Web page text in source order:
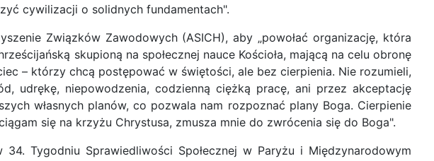
cywilizacji o solidnych fundamentach".
Związków Zawodowych (ASICH), aby „powołać organizację, która
skupioną na społecznej nauce Kościoła, mającą na celu obronę
– którzy chcą postępować w świętości, ale bez cierpienia. Nie rozumieli,
udrękę, niepowodzenia, codzienną ciężką pracę, ani przez akceptację
własnych planów, co pozwala nam rozpoznać plany Boga. Cierpienie
się na krzyżu Chrystusa, zmusza mnie do zwrócenia się do Boga".
Tygodniu Sprawiedliwości Społecznej w Paryżu i Międzynarodowym